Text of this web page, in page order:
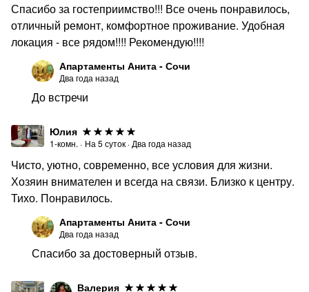
Спасибо за гостеприимство!!! Все очень понравилось,
отличный ремонт, комфортное проживание. Удобная
локация - все рядом!!!! Рекомендую!!!!
Апартаменты Анита - Сочи
Два года назад
До встречи
Юлия
1-комн. · На 5 суток · Два года назад
Чисто, уютно, современно, все условия для жизни.
Хозяин внимателен и всегда на связи. Близко к центру.
Тихо. Понравилось.
Апартаменты Анита - Сочи
Два года назад
Спасибо за достоверный отзыв.
Валерия